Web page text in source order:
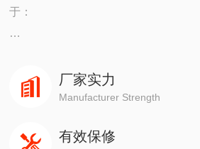
于：
4890,5890,6890,7820,7890,8860,8890
厂家实力
Manufacturer Strength
有效保修